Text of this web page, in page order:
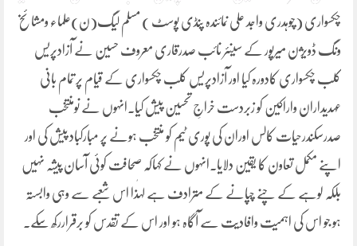
چکسواری (چوہدری واجد علی نمائندہ پنڈی پوسٹ ) مسلم لیگ(ن)علماء ومشائخ
ونگ ڈویژن میرپور کے سینئر نائب صدرقاری معروف حسین نے آزادپریس
کلب چکسواری کادورہ کیا اور آزادپریس کلب چکسواری کے قیام پر تمام بانی
عہدیداران واراکین کو زبردست خراجِ تحسین پیش کیا۔انہوں نے نومنتخب
صدرسکندرحیات کالس اوران کی پوری ٹیم کو منتخب ہونے پر مبارکباد پیش کی اور
اپنے مکمل تعاون کا یقین دلایا۔انہوں نے کہاکہ صحافت کوئی آسان پیشہ نہیں
بلکہ لوہے کے چنے چپانے کے مترادف ہے لہٰذا اس شعبے سے وہی وابستہ
ہو جو اس کی اہمیت وافادیت سے آگاہ ہو اور اس کے تقدس کو برقراررکھ سکے۔